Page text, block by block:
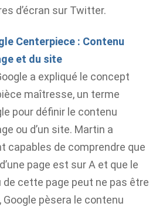
d’écran sur Twitter.
Centerpiece : Contenu
et du site
a expliqué le concept
maîtresse, un terme
pour définir le contenu
ou d’un site. Martin a
capables de comprendre que
page est sur A et que le
cette page peut ne pas être
Google pèsera le contenu